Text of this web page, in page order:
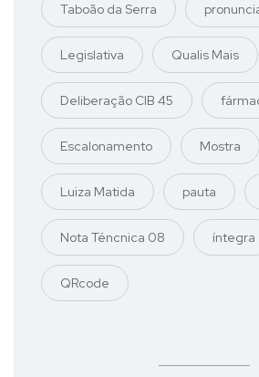
Taboão da Serra
Legislativa Qualis Mais
Deliberação CIB 45
Escalonamento Mostra
Luiza Matida pauta
Nota Téncnica 08 íntegra
QRcode